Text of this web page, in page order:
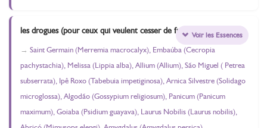
les drogues (pour ceux qui veulent cesser de fumer) ;
Saint Germain (Merremia macrocalyx), Embaúba (Cecropia
pachystachia), Melissa (Lippia alba), Allium (Allium), São Miguel ( Petrea
subserrata), Ipê Roxo (Tabebuia impetiginosa), Arnica Silvestre (Solidago
microglossa), Algodão (Gossypium religiosum), Panicum (Panicum
maximum), Goiaba (Psidium guayava), Laurus Nobilis (Laurus nobilis),
Voir les Essences